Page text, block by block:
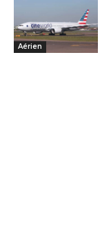
Aérien